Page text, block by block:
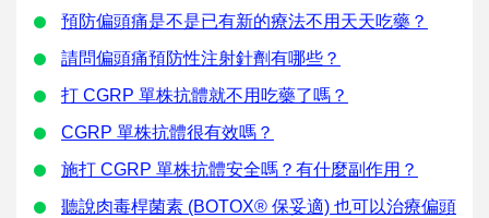
預防偏頭痛是不是已有新的療法不用天天吃藥？
請問偏頭痛預防性注射針劑有哪些？
打 CGRP 單株抗體就不用吃藥了嗎？
CGRP 單株抗體很有效嗎？
施打 CGRP 單株抗體安全嗎？有什麼副作用？
聽說肉毒桿菌素 (BOTOX® 保妥適) 也可以治療偏頭